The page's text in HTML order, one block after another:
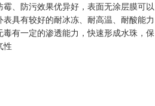
霉、防污效果优异好，表面无涂层膜可以
具有较好的耐冰冻、耐高温、耐酸能力
毒有一定的渗透能力，快速形成水珠，保
性